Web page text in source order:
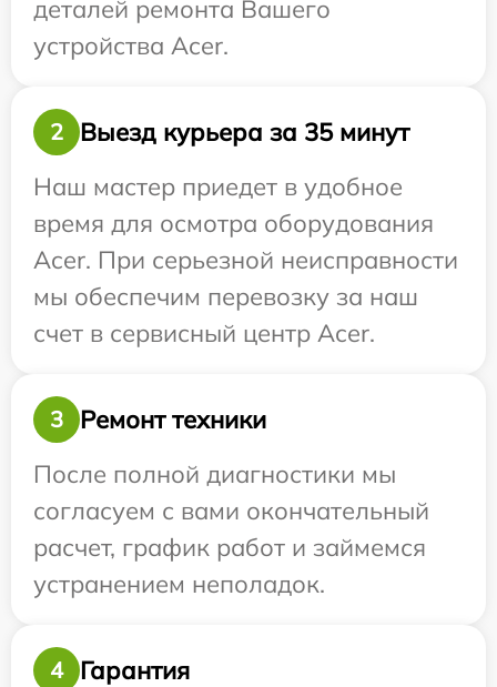
деталей ремонта Вашего
устройства Acer.
2
Выезд курьера за 35 минут
Наш мастер приедет в удобное
время для осмотра оборудования
Acer. При серьезной неисправности
мы обеспечим перевозку за наш
счет в сервисный центр Acer.
3
Ремонт техники
После полной диагностики мы
согласуем с вами окончательный
расчет, график работ и займемся
устранением неполадок.
4
Гарантия